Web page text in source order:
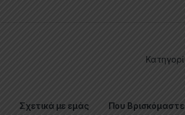
Σχετικά με εμάς Που Βρισκόμαστε